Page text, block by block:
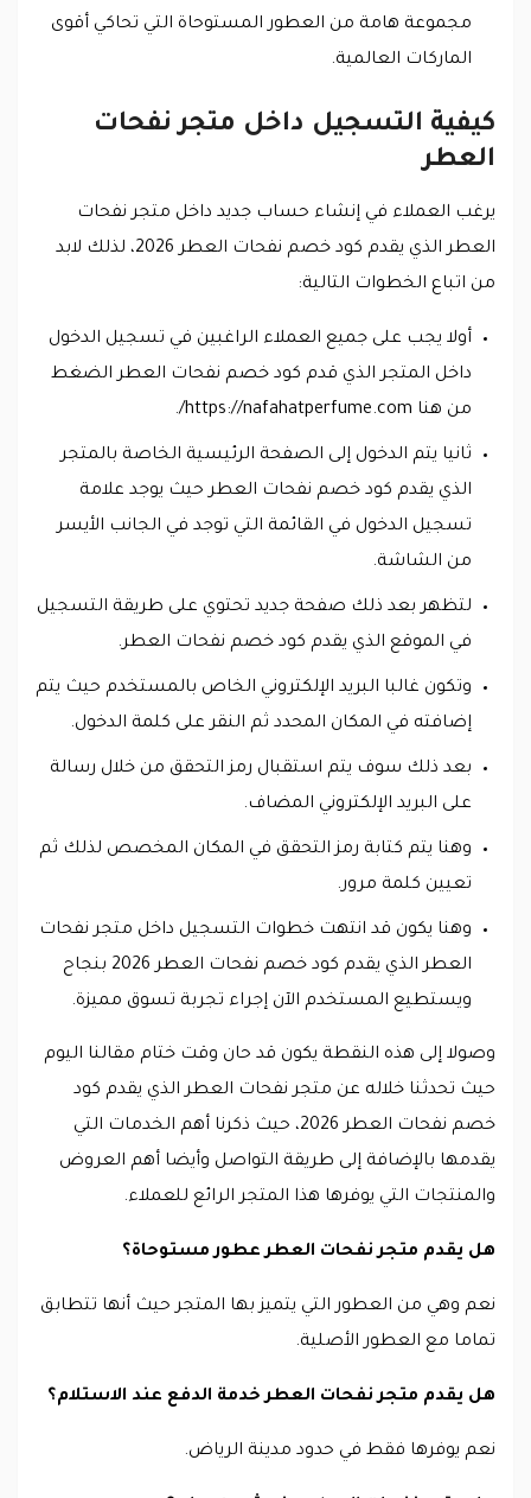
مجموعة هامة من العطور المستوحاة التي تحاكي أقوى
الماركات العالمية.
كيفية التسجيل داخل متجر نفحات
العطر
يرغب العملاء في إنشاء حساب جديد داخل متجر نفحات
العطر الذي يقدم كود خصم نفحات العطر 2026، لذلك لابد
من اتباع الخطوات التالية:
أولا يجب على جميع العملاء الراغبين في تسجيل الدخول
داخل المتجر الذي قدم كود خصم نفحات العطر الضغط
من هنا https://nafahatperfume.com/.
ثانيا يتم الدخول إلى الصفحة الرئيسية الخاصة بالمتجر
الذي يقدم كود خصم نفحات العطر حيث يوجد علامة
تسجيل الدخول في القائمة التي توجد في الجانب الأيسر
من الشاشة.
لتظهر بعد ذلك صفحة جديد تحتوي على طريقة التسجيل
في الموقع الذي يقدم كود خصم نفحات العطر.
وتكون غالبا البريد الإلكتروني الخاص بالمستخدم حيث يتم
إضافته في المكان المحدد ثم النقر على كلمة الدخول.
بعد ذلك سوف يتم استقبال رمز التحقق من خلال رسالة
على البريد الإلكتروني المضاف.
وهنا يتم كتابة رمز التحقق في المكان المخصص لذلك ثم
تعيين كلمة مرور.
وهنا يكون قد انتهت خطوات التسجيل داخل متجر نفحات
العطر الذي يقدم كود خصم نفحات العطر 2026 بنجاح
ويستطيع المستخدم الآن إجراء تجربة تسوق مميزة.
وصولا إلى هذه النقطة يكون قد حان وقت ختام مقالنا اليوم
حيث تحدثنا خلاله عن متجر نفحات العطر الذي يقدم كود
خصم نفحات العطر 2026، حيث ذكرنا أهم الخدمات التي
يقدمها بالإضافة إلى طريقة التواصل وأيضا أهم العروض
والمنتجات التي يوفرها هذا المتجر الرائع للعملاء.
هل يقدم متجر نفحات العطر عطور مستوحاة؟
نعم وهي من العطور التي يتميز بها المتجر حيث أنها تتطابق
تماما مع العطور الأصلية.
هل يقدم متجر نفحات العطر خدمة الدفع عند الاستلام؟
نعم يوفرها فقط في حدود مدينة الرياض.